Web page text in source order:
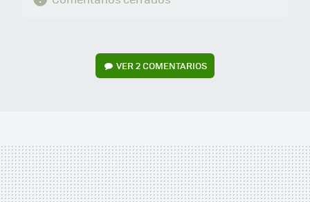
VER2 COMENTARIOS